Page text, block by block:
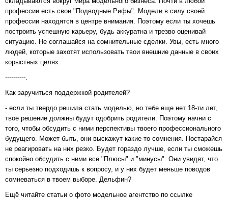
профессии есть свои "Подводные Рифы". Модели в силу своей
профессии находятся в центре внимания. Поэтому если ты хочешь
построить успешную карьеру, будь аккуратна и трезво оценивай
ситуацию. Не соглашайся на сомнительные сделки. Увы, есть много
людей, которые захотят использовать твои внешние данные в своих
корыстных целях.
----------.
Как заручиться поддержкой родителей?
- если ты твердо решила стать моделью, но тебе еще нет 18-ти лет,
твое решение должны будут одобрить родители. Поэтому начни с
того, чтобы обсудить с ними перспективы твоего профессионального
будущего. Может быть, они выскажут какие-то сомнения. Постарайся
не реагировать на них резко. Будет гораздо лучше, если ты сможешь
спокойно обсудить с ними все "Плюсы" и "минусы". Они увидят, что
ты серьезно подходишь к вопросу, и у них будет меньше поводов
сомневаться в твоем выборе. Дельфин?
Ещё читайте статьи о фото модельное агентство по ссылке